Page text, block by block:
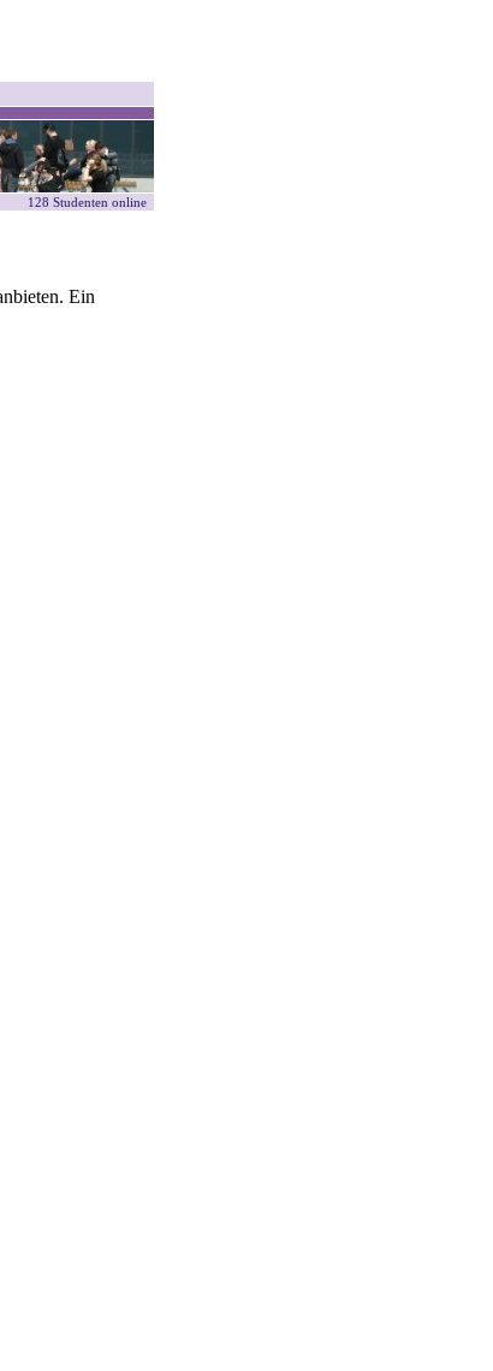
128 Studenten online
Ein